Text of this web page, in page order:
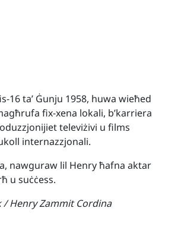
16 ta’ Ġunju 1958, huwa wieħed
fix-xena lokali, b’karriera
televiżivi u films
internazzjonali.
nawguraw lil Henry ħafna aktar
u suċċess.
/ Henry Zammit Cordina